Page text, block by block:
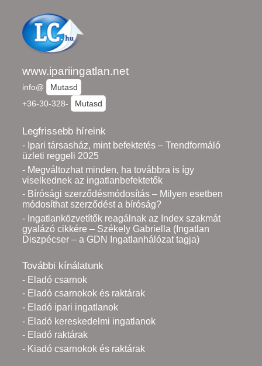
www.ipariingatlan.net
info@
Mutasd
+36-30-328-
Mutasd
Legfrissebb híreink
- Ipari társasház, mint befektetés – Trendformáló
üzleti reggeli 2025
- Megváltozhat minden, ha továbbra is így
viselkednek az ingatlanbefektetők
- Bírósági szerződésmódosítás – Milyen esetben
módosíthat szerződést a bíróság?
- Ingatlanközvetítők reagálnak az Index szakmát
gyalázó cikkére – Székely Gabriella (Ingatlan
Diszpécser – a GDN Ingatlanhálózat tagja)
További kínálatunk
- Eladó csarnok
- Eladó csarnokok és raktárak
- Eladó ipari ingatlanok
- Eladó kereskedelmi ingatlanok
- Eladó raktárak
- Kiadó csarnokok és raktárak